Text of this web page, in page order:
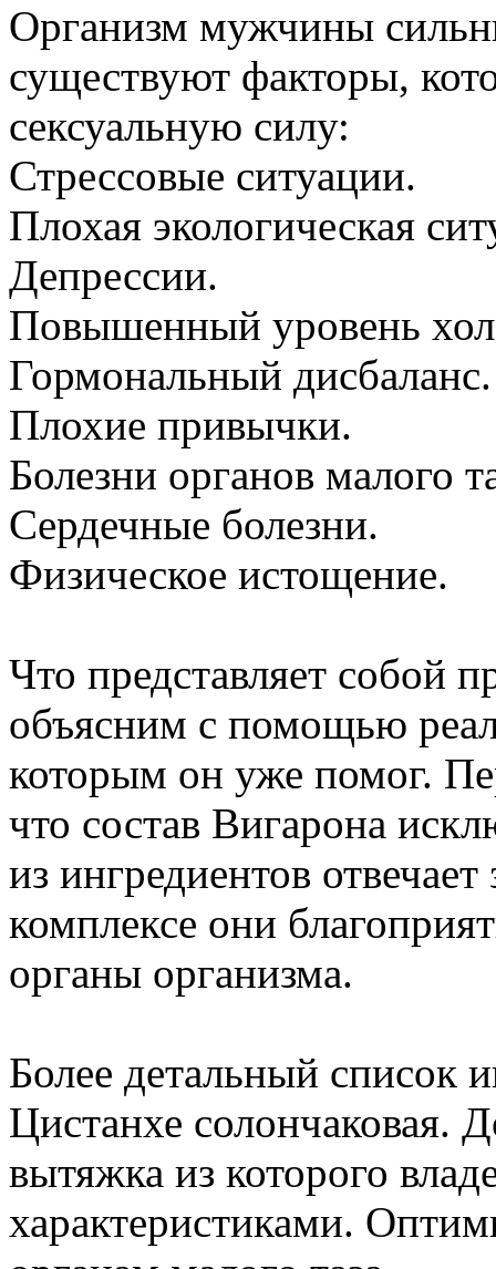
Организм мужчины
существуют факторы,
сексуальную силу:
Стрессовые ситуации.
Плохая экологическая
Депрессии.
Повышенный уровень
Гормональный дисбаланс.
Плохие привычки.
Болезни органов малого
Сердечные болезни.
Физическое истощение.
Что представляет собой
объясним с помощью
которым он уже помог.
что состав Вигарона
из ингредиентов
комплексе они
органы организма.
Более детальный список
Цистанхе солончаковая.
вытяжка из которого
характеристиками.